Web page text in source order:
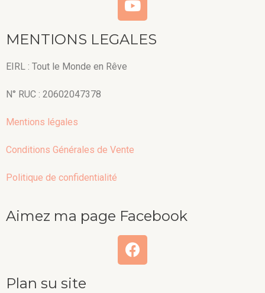
MENTIONS LEGALES
EIRL : Tout le Monde en Rêve
N° RUC : 20602047378
Mentions légales
Conditions Générales de Vente
Politique de confidentialité
Aimez ma page Facebook
Plan su site